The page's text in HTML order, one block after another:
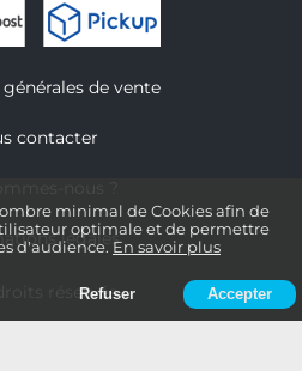
minimal de Cookies afin de
optimale et de permettre
d'audience. En savoir plus
Refuser Accepter
de vente
contacter
légales
réservés